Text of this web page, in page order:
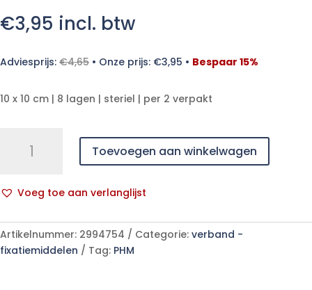
€3,95 incl. btw
Adviesprijs: €4,65 • Onze prijs: €3,95 • Bespaar 15%
10 x 10 cm | 8 lagen | steriel | per 2 verpakt
25x2
aantal
Toevoegen aan winkelwagen
Voeg toe aan verlanglijst
l
t
e
Artikelnummer: 2994754 Categorie: verband -
fixatiemiddelen
Tag: PHM